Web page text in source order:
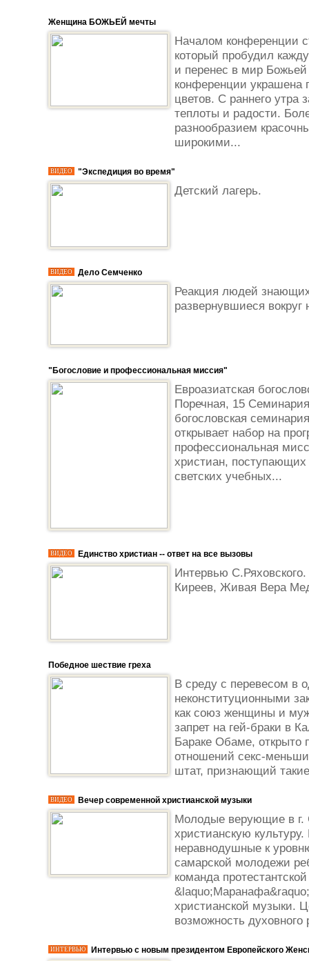
Женщина БОЖЬЕЙ мечты
Началом конференции
который пробудил
и перенес в мир
конференции украшена
цветов. С раннего утра
теплоты и радости.
разнообразием
широкими...
ВИДЕО "Экспедиция во время"
Детский лагерь.
ВИДЕО Дело Семченко
Реакция людей
развернувшиеся вокруг
"Богословие и профессиональная миссия"
Евроазиатская
Поречная, 15
богословская
открывает набор на
профессиональная
христиан,
светских учебных...
ВИДЕО Единство христиан -- ответ на все вызовы
Интервью
Киреев, Живая Вера
Победное шествие греха
В среду с перевесом в
неконституционными
как союз женщины и
запрет на гей-браки в
Бараке Обаме,
отношений секс-
штат, признающий
ВИДЕО Вечер современной христианской музыки
Молодые верующие в г.
христианскую
неравнодушные к
самарской молодежи
команда
христианской музыки.
возможность духовного
ИНТЕРВЬЮ Интервью с новым президентом Европейского